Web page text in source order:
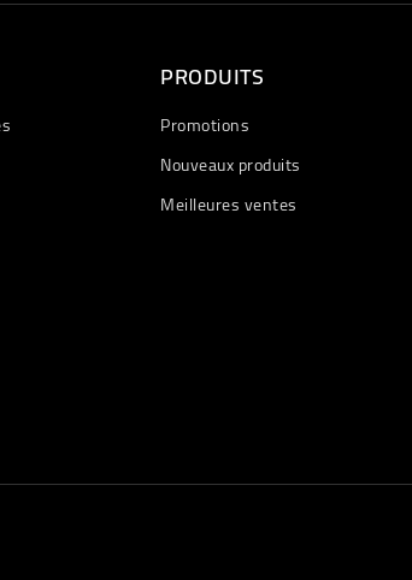
PRODUITS
Promotions
Nouveaux produits
Meilleures ventes